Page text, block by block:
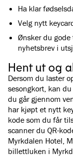
Ha klar
Velg nytt
Ønsker du
nyhetsbrev i
Hent ut og
Dersom du laster
sesongkort, kan
du går gjennom
har kjøpt et nytt
kode som du får
scanner du QR-
Myrkdalen Hotel,
billettluken i